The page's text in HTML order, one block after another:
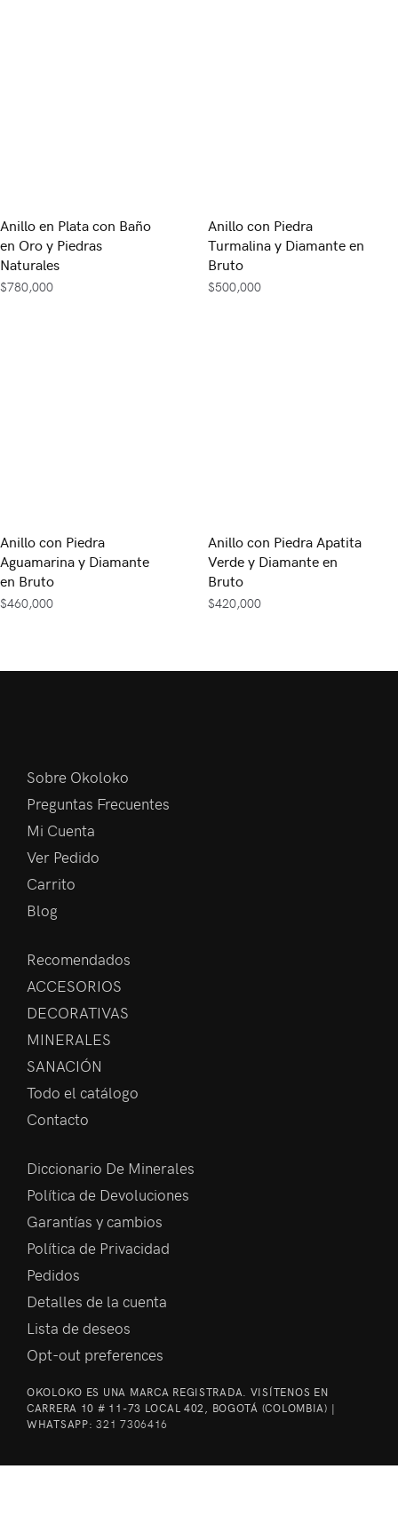
Anillo en Plata con Baño
en Oro y Piedras
Naturales
$780,000
Anillo con Piedra
Turmalina y Diamante en
Bruto
$500,000
Anillo con Piedra
Aguamarina y Diamante
en Bruto
$460,000
Anillo con Piedra Apatita
Verde y Diamante en
Bruto
$420,000
Sobre Okoloko
Preguntas Frecuentes
Mi Cuenta
Ver Pedido
Carrito
Blog
Recomendados
ACCESORIOS
DECORATIVAS
MINERALES
SANACIÓN
Todo el catálogo
Contacto
Diccionario De Minerales
Política de Devoluciones
Garantías y cambios
Política de Privacidad
Pedidos
Detalles de la cuenta
Lista de deseos
Opt-out preferences
OKOLOKO ES UNA MARCA REGISTRADA. VISÍTENOS EN
CARRERA 10 # 11-73 LOCAL 402, BOGOTÁ (COLOMBIA) |
WHATSAPP:321 7306416